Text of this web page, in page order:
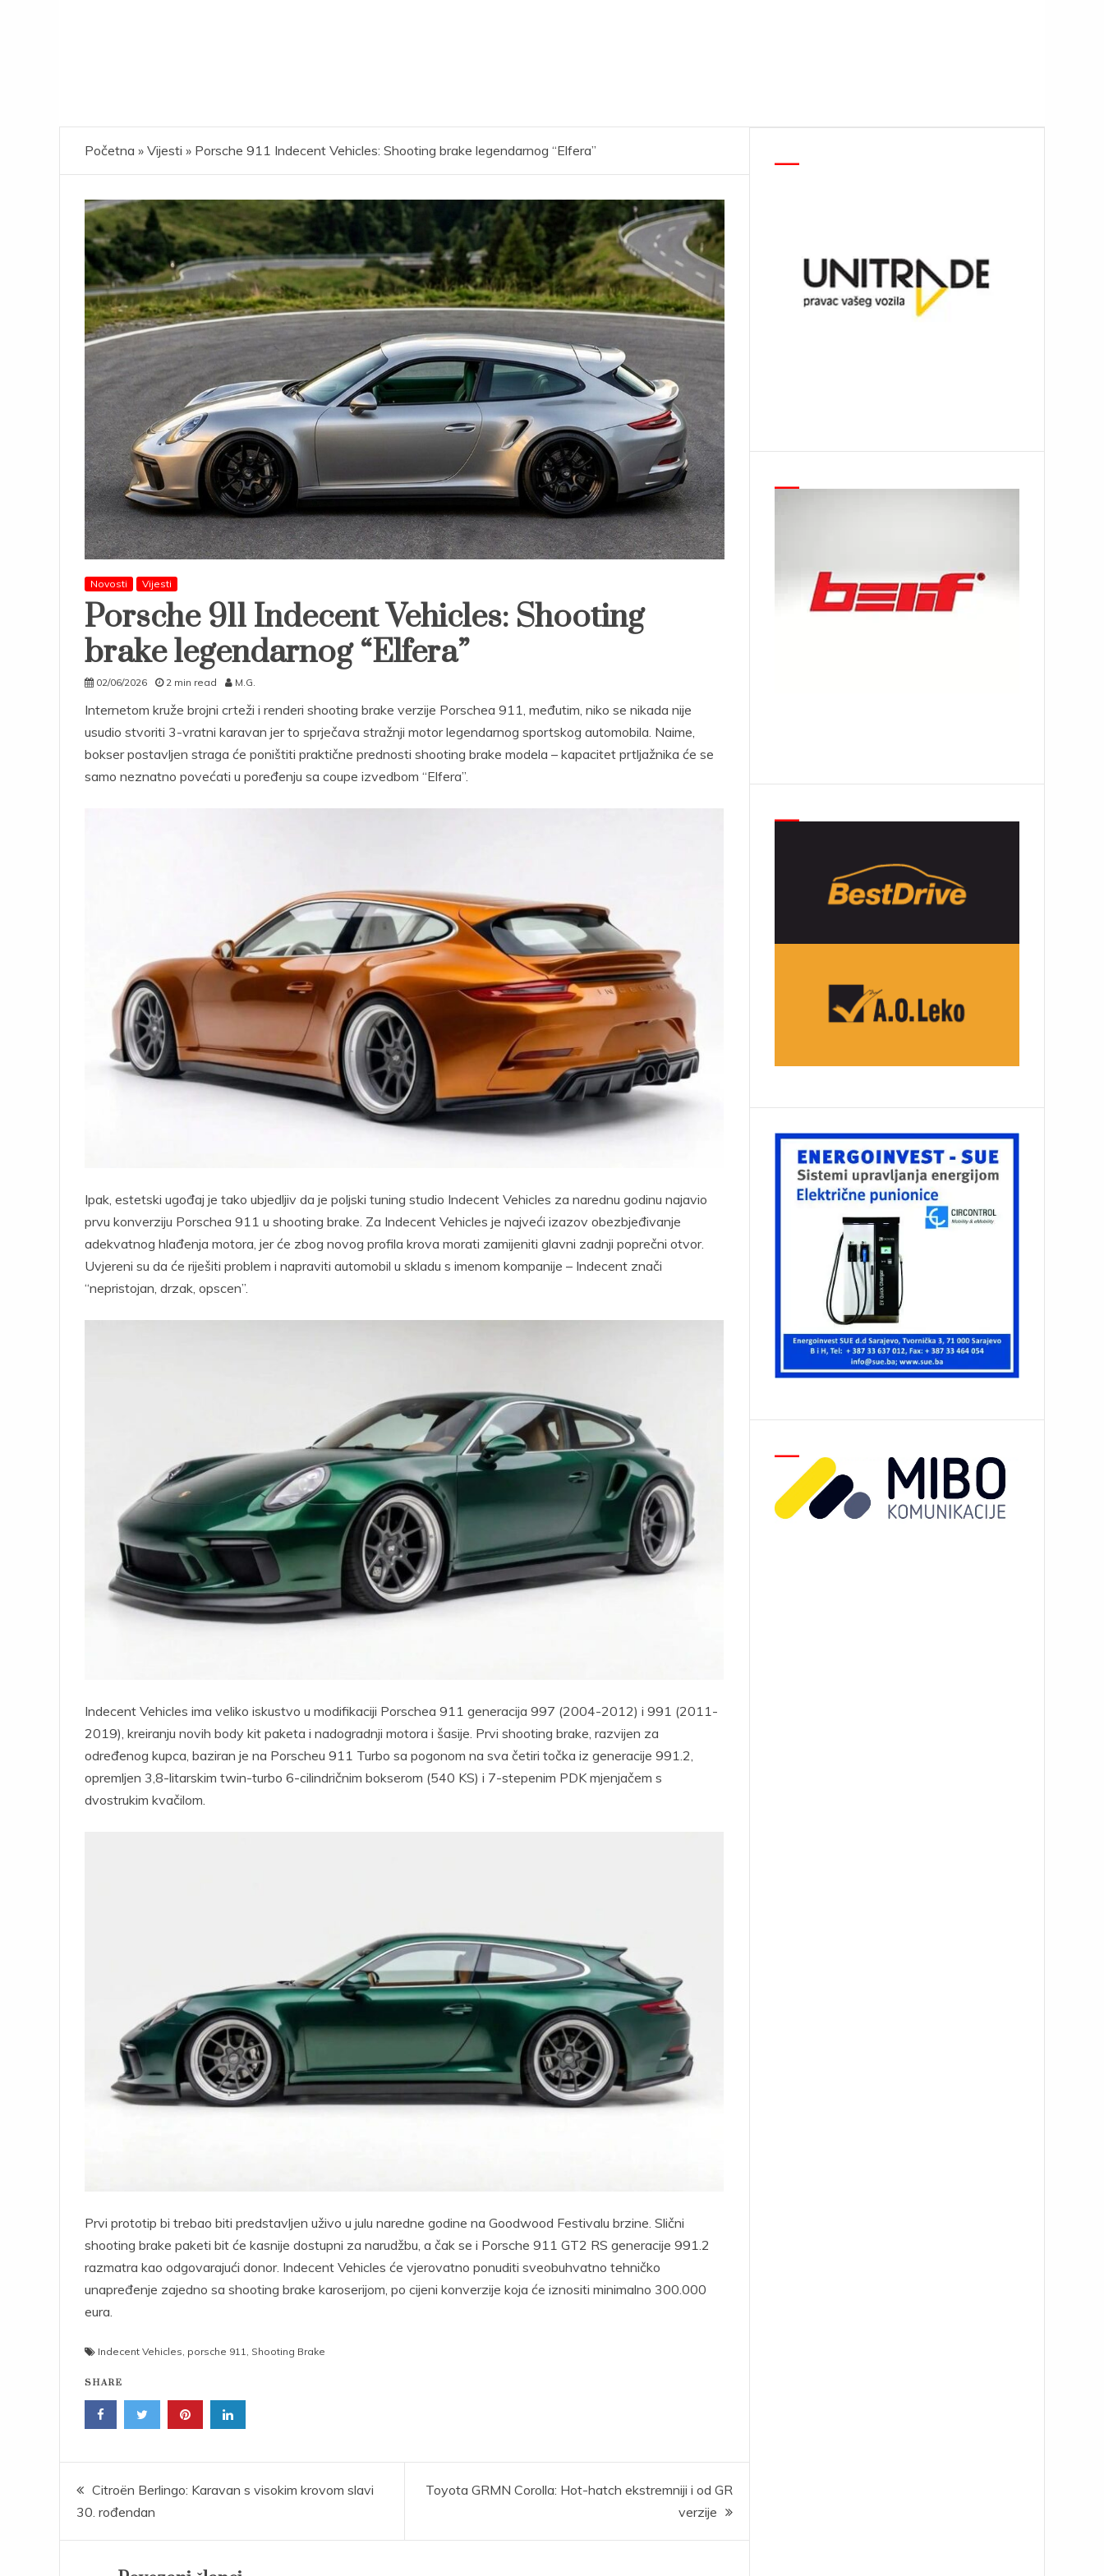
Početna » Vijesti » Porsche 911 Indecent Vehicles: Shooting brake legendarnog “Elfera”
Novosti Vijesti
Porsche 911 Indecent Vehicles: Shooting
brake legendarnog “Elfera”
02/06/2026 2 min read M.G.
Internetom kruže brojni crteži i renderi shooting brake verzije Porschea 911, međutim, niko se nikada nije
usudio stvoriti 3-vratni karavan jer to sprječava stražnji motor legendarnog sportskog automobila. Naime,
bokser postavljen straga će poništiti praktične prednosti shooting brake modela – kapacitet prtljažnika će se
samo neznatno povećati u poređenju sa coupe izvedbom “Elfera”.
Ipak, estetski ugođaj je tako ubjedljiv da je poljski tuning studio Indecent Vehicles za narednu godinu najavio
prvu konverziju Porschea 911 u shooting brake. Za Indecent Vehicles je najveći izazov obezbjeđivanje
adekvatnog hlađenja motora, jer će zbog novog profila krova morati zamijeniti glavni zadnji poprečni otvor.
Uvjereni su da će riješiti problem i napraviti automobil u skladu s imenom kompanije – Indecent znači
“nepristojan, drzak, opscen”.
Indecent Vehicles ima veliko iskustvo u modifikaciji Porschea 911 generacija 997 (2004-2012) i 991 (2011-
2019), kreiranju novih body kit paketa i nadogradnji motora i šasije. Prvi shooting brake, razvijen za
određenog kupca, baziran je na Porscheu 911 Turbo sa pogonom na sva četiri točka iz generacije 991.2,
opremljen 3,8-litarskim twin-turbo 6-cilindričnim bokserom (540 KS) i 7-stepenim PDK mjenjačem s
dvostrukim kvačilom.
Prvi prototip bi trebao biti predstavljen uživo u julu naredne godine na Goodwood Festivalu brzine. Slični
shooting brake paketi bit će kasnije dostupni za narudžbu, a čak se i Porsche 911 GT2 RS generacije 991.2
razmatra kao odgovarajući donor. Indecent Vehicles će vjerovatno ponuditi sveobuhvatno tehničko
unapređenje zajedno sa shooting brake karoserijom, po cijeni konverzije koja će iznositi minimalno 300.000
eura.
Indecent Vehicles porsche 911 Shooting Brake
SHARE
Post
navigation
Citroën Berlingo: Karavan s visokim krovom slavi
30. rođendan
Toyota GRMN Corolla: Hot-hatch ekstremniji i od GR
verzije